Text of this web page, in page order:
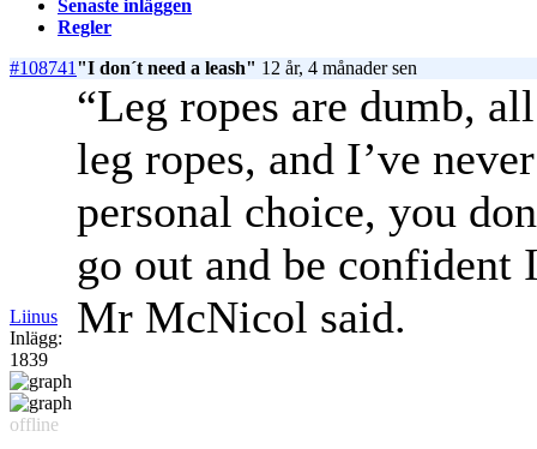
Senaste inläggen
Regler
#108741"I don´t need a leash" 12 år, 4 månader sen
Liinus
Inlägg:
1839
offline
“Leg ropes are dumb,
leg ropes, and I’ve
personal choice, you
go out and be confident
Mr McNicol said.